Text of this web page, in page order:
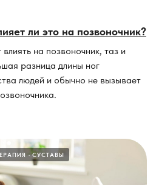
ли это на позвоночник?
на позвоночник, таз и
разница длины ног
людей и обычно не вызывает
СУСТАВЫ